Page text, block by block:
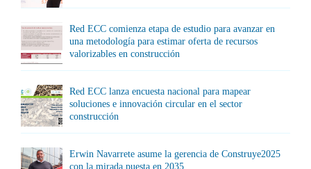
Red ECC comienza etapa de estudio para avanzar en
una metodología para estimar oferta de recursos
valorizables en construcción
Red ECC lanza encuesta nacional para mapear
soluciones e innovación circular en el sector
construcción
Erwin Navarrete asume la gerencia de Construye2025
con la mirada puesta en 2035